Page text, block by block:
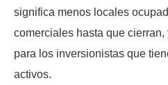
significa menos locales
comerciales hasta que
para los inversionistas que
activos.